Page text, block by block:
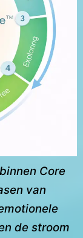
Core
van
de stroom